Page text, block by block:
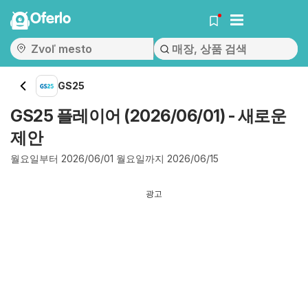
Oferlo
GS25
GS25 플레이어 (2026/06/01) - 새로운
제안
월요일부터 2026/06/01 월요일까지 2026/06/15
광고